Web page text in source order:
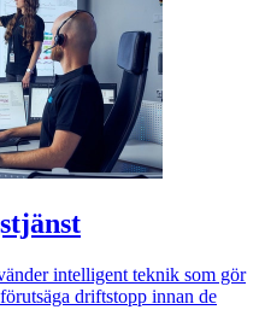
intelligent teknik som gör
driftstopp innan de